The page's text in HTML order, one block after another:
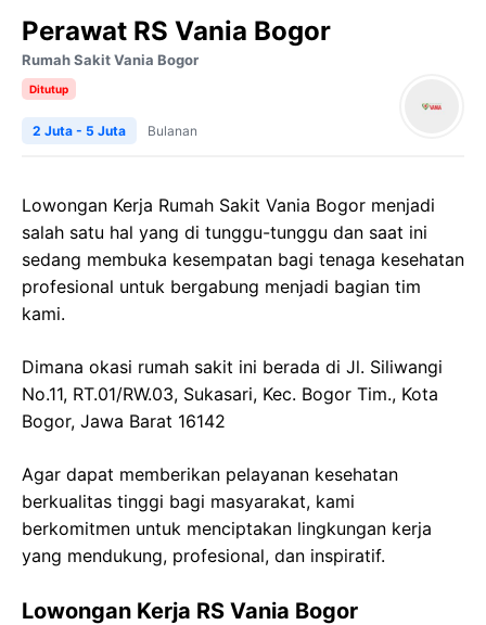
Perawat RS Vania Bogor
Rumah Sakit Vania Bogor
Ditutup
2 Juta - 5 Juta Bulanan
Lowongan Kerja Rumah Sakit Vania Bogor menjadi
salah satu hal yang di tunggu-tunggu dan saat ini
sedang membuka kesempatan bagi tenaga kesehatan
profesional untuk bergabung menjadi bagian tim
kami.
Dimana okasi rumah sakit ini berada di Jl. Siliwangi
No.11, RT.01/RW.03, Sukasari, Kec. Bogor Tim., Kota
Bogor, Jawa Barat 16142
Agar dapat memberikan pelayanan kesehatan
berkualitas tinggi bagi masyarakat, kami
berkomitmen untuk menciptakan lingkungan kerja
yang mendukung, profesional, dan inspiratif.
Lowongan Kerja RS Vania Bogor